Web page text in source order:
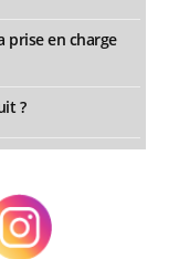
prise en charge
?